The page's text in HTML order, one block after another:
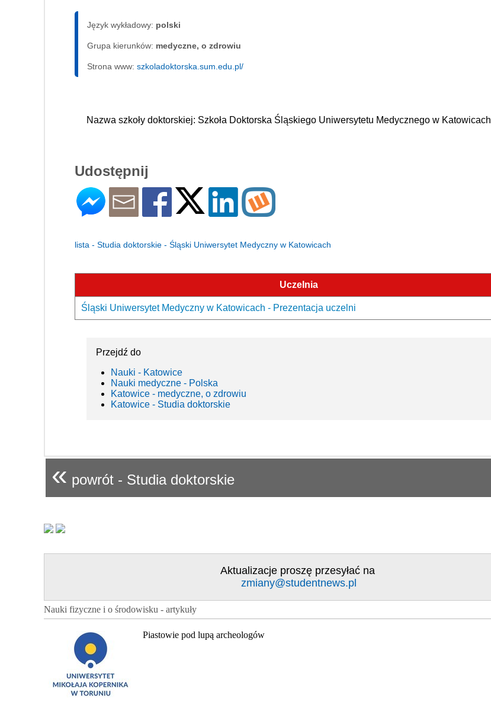
Język wykładowy: polski
Grupa kierunków: medyczne, o zdrowiu
Strona www: szkoladoktorska.sum.edu.pl/
Nazwa szkoły doktorskiej: Szkoła Doktorska Śląskiego Uniwersytetu Medycznego w Katowicach
Udostępnij
lista - Studia doktorskie - Śląski Uniwersytet Medyczny w Katowicach
Uczelnia
Śląski Uniwersytet Medyczny w Katowicach - Prezentacja uczelni
Przejdź do
Nauki - Katowice
Nauki medyczne - Polska
Katowice - medyczne, o zdrowiu
Katowice - Studia doktorskie
« powrót - Studia doktorskie
Aktualizacje proszę przesyłać na
zmiany@studentnews.pl
Nauki fizyczne i o środowisku - artykuły
Piastowie pod lupą archeologów